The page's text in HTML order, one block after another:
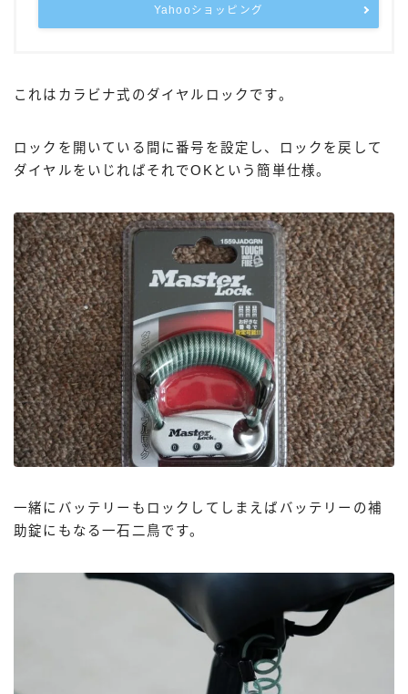
Yahooショッピング
これはカラビナ式のダイヤルロックです。
ロックを開いている間に番号を設定し、ロックを戻して
ダイヤルをいじればそれでOKという簡単仕様。
一緒にバッテリーもロックしてしまえばバッテリーの補
助錠にもなる一石二鳥です。